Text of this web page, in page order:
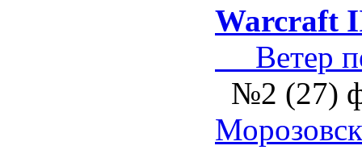
Warcraft
Ветер
№2 (27)